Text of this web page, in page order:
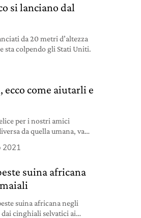
si lanciano dal
da 20 metri d’altezza
sta colpendo gli Stati Uniti.
come aiutarli e
per i nostri amici
da quella umana, va
2021
suina africana
suina africana negli
cinghiali selvatici ai